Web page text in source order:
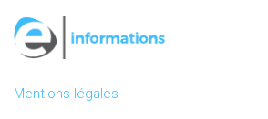
Mentions légales